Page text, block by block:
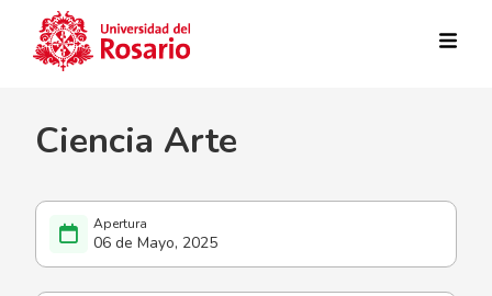
06 de Mayo, 2025
Ciencia Arte